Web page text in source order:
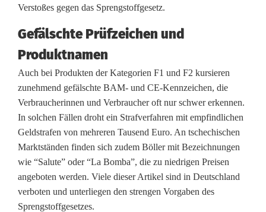
l
e
s
c
h
e
r
g
Verstoßes gegen das Sprengstoffgesetz.
Gefälschte Prüfzeichen und
Produktnamen
Auch bei Produkten der Kategorien F1 und F2 kursieren
zunehmend gefälschte BAM- und CE-Kennzeichen, die
Verbraucherinnen und Verbraucher oft nur schwer erkennen.
In solchen Fällen droht ein Strafverfahren mit empfindlichen
Geldstrafen von mehreren Tausend Euro. An tschechischen
Marktständen finden sich zudem Böller mit Bezeichnungen
wie “Salute” oder “La Bomba”, die zu niedrigen Preisen
angeboten werden. Viele dieser Artikel sind in Deutschland
verboten und unterliegen den strengen Vorgaben des
Sprengstoffgesetzes.